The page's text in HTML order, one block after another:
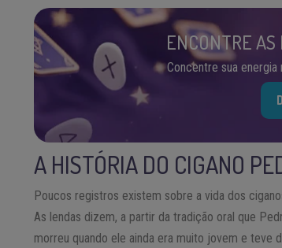
ENCONTRE AS
Concentre sua energia
A HISTÓRIA DO CIGANO
Poucos registros existem sobre a vida dos
As lendas dizem, a partir da tradição oral que
morreu quando ele ainda era muito jovem e teve